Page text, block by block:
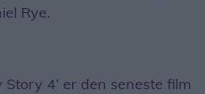
Rye.
4’ er den seneste film